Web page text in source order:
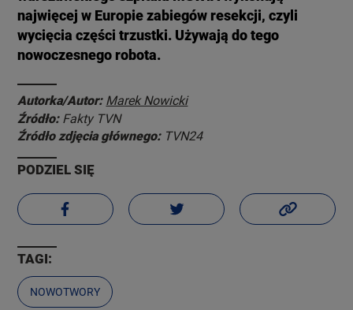
najwięcej w Europie zabiegów resekcji, czyli
wycięcia części trzustki. Używają do tego
nowoczesnego robota.
Autorka/Autor: Marek Nowicki
Źródło: Fakty TVN
Źródło zdjęcia głównego: TVN24
PODZIEL SIĘ
TAGI:
NOWOTWORY